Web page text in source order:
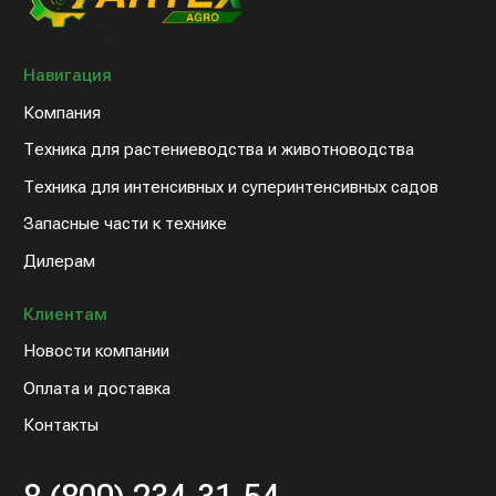
8 (800) 234-31-54
sales@artex-agro.com
Политика конфедициальности
© 2022 Артэкс-Агро
Контакты